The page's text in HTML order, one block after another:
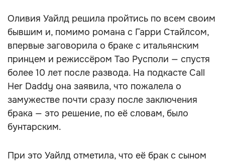
Оливия Уайлд решила пройтись по всем своим
бывшим и, помимо романа с Гарри Стайлсом,
впервые заговорила о браке с итальянским
принцем и режиссёром Тао Русполи — спустя
более 10 лет после развода. На подкасте Call
Her Daddy она заявила, что пожалела о
замужестве почти сразу после заключения
брака — это решение, по её словам, было
бунтарским.
При это Уайлд отметила, что её брак с сыном